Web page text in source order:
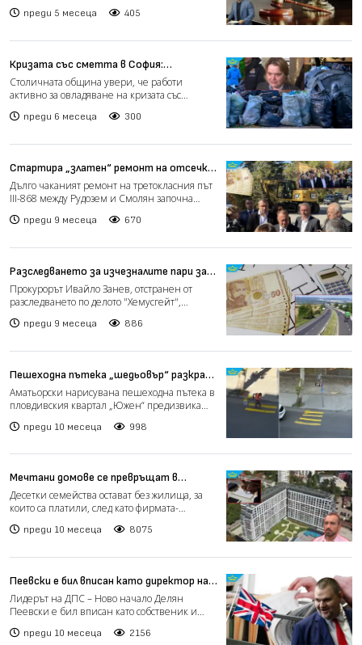
преди 5 месеца 405
Кризата със сметта в София:
Общината удължава договори и търси
спешни решения (видео)
Столичната община увери, че работи
активно за овладяване на кризата със
преди 6 месеца 300
Стартира „златен“ ремонт на отсечка
от третокласния път между Рудозем и
Смолян
Дълго чаканият ремонт на третокласния път
III-868 между Рудозем и Смолян започна
преди 9 месеца 670
Разследването за изчезналите пари за
магистрала „Хемус“ затихва
Прокурорът Ивайло Занев, отстранен от
разследването по делото "Хемусгейт",
преди 9 месеца 886
Пешеходна пътека „шедьовър“ разкраси
булевард в Пловдив (видео)
Аматьорски нарисувана пешеходна пътека в
пловдивския квартал „Южен“ предизвика
преди 10 месеца 998
Мечтани домове се превръщат в
кошмар, след като фирма прекратява
договорите на десетки семейства в
Десетки семейства остават без жилища, за
които са платили, след като фирмата-
преди 10 месеца 8075
Пеевски е бил вписан като директор на
фирма във Великобритания през 2024 г.,
разкрива BIRD
Лидерът на ДПС – Ново начало Делян
Пеевски е бил вписан като собственик и
преди 10 месеца 2156